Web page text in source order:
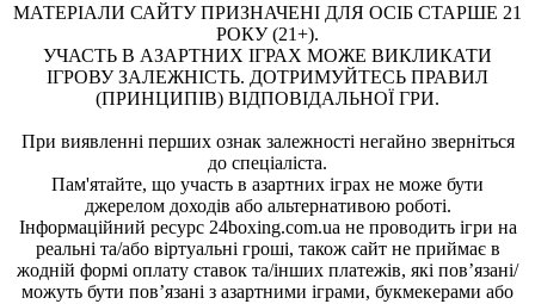
МАТЕРІАЛИ САЙТУ ПРИЗНАЧЕНІ ДЛЯ ОСІБ СТАРШЕ 21
РОКУ (21+).
УЧАСТЬ В АЗАРТНИХ ІГРАХ МОЖЕ ВИКЛИКАТИ
ІГРОВУ ЗАЛЕЖНІСТЬ. ДОТРИМУЙТЕСЬ ПРАВИЛ
(ПРИНЦИПІВ) ВІДПОВІДАЛЬНОЇ ГРИ.
При виявленні перших ознак залежності негайно зверніться
до спеціаліста.
Пам'ятайте, що участь в азартних іграх не може бути
джерелом доходів або альтернативою роботі.
Інформаційний ресурс 24boxing.com.ua не проводить ігри на
реальні та/або віртуальні гроші, також сайт не приймає в
жодній формі оплату ставок та/інших платежів, які пов’язані/
можуть бути пов’язані з азартними іграми, букмекерами або